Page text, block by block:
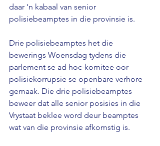
daar ‘n kabaal van senior
polisiebeamptes in die provinsie is.
Drie polisiebeamptes het die
bewerings Woensdag tydens die
parlement se ad hoc-komitee oor
polisiekorrupsie se openbare verhore
gemaak. Die drie polisiebeamptes
beweer dat alle senior posisies in die
Vrystaat beklee word deur beamptes
wat van die provinsie afkomstig is.